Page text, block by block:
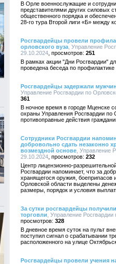
В Орле военнослужащие и
представителями других силовых
общественного порядка и
28-го тура Второй лиги «Б» между
Росгвардейцы провели
орловского вуза , Управление
29.10.2024
251
В рамках акции "Дни Росгвардии"
проведена беседа по
Росгвардейцы задержали
Управление Росгвардии по
361
В ночное время в городе Мценске
охраны Управления Росгвардии по
противоправные действия
Сотрудники Росгвардии
добровольно сдать незаконно
возмездной основе , Управление
29.10.2024
232
Центр лицензионно-
Росгвардии напоминает, что за
хранящегося оружия,
Орловской области выделены
размеры, порядок и условия
За сутки росгвардейцы
торговли , Управление
328
В дневное время суток на пульт
поступил сигнал о срабатывании
расположенного на улице
Росгвардейцы провели учения